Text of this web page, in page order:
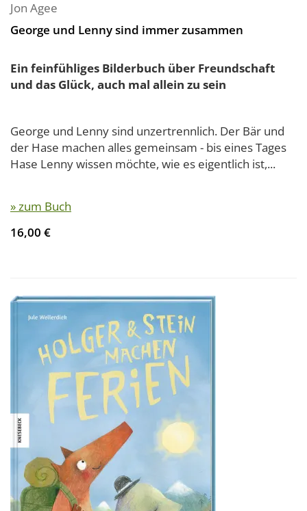
Jon Agee
George und Lenny sind immer zusammen
Ein feinfühliges Bilderbuch über Freundschaft
und das Glück, auch mal allein zu sein
George und Lenny sind unzertrennlich. Der Bär und
der Hase machen alles gemeinsam - bis eines Tages
Hase Lenny wissen möchte, wie es eigentlich ist,...
» zum Buch
16,00 €